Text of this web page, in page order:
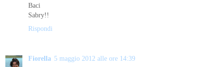
Baci
Sabry!!
Rispondi
Fiorella 5 maggio 2012 alle ore 14:39